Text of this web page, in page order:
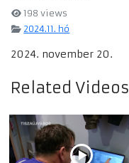
198 views
2024.11. hó
2024. november 20.
Related Videos